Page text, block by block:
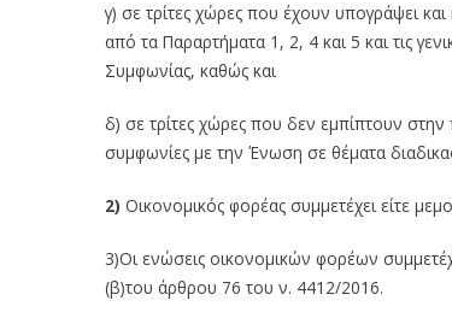
γ) σε τρίτες χώρες που έχουν υπογράψει
από τα Παραρτήματα 1, 2, 4 και 5 και τις
Συμφωνίας, καθώς και
δ) σε τρίτες χώρες που δεν εμπίπτουν
συμφωνίες με την Ένωση σε θέματα
2) Οικονομικός φορέας συμμετέχει είτε
3)Οι ενώσεις οικονομικών φορέων
(β)του άρθρου 76 του ν. 4412/2016.